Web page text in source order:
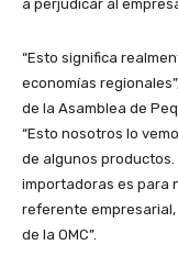
a perjudicar al
“Esto significa
economías
de la Asamblea de
“Esto nosotros lo
de algunos
importadoras es para
referente
de la OMC”.